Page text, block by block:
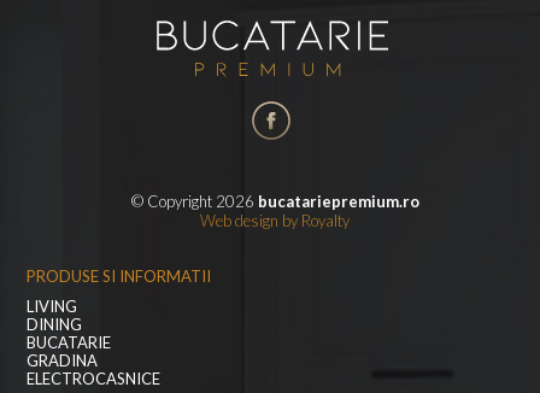
© Copyright 2026 bucatariepremium.ro
Web design by Royalty
PRODUSE SI INFORMATII
LIVING
DINING
BUCATARIE
GRADINA
ELECTROCASNICE